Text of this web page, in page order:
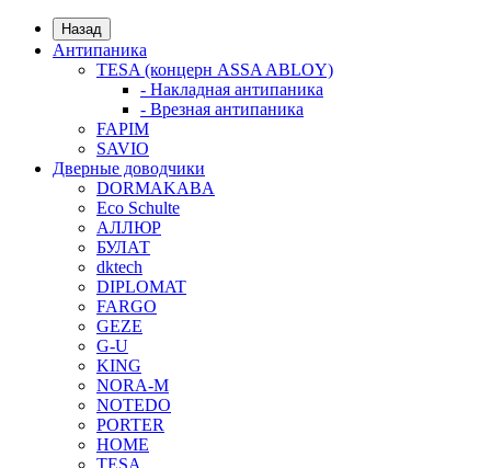
Назад
Антипаника
TESA (концерн ASSA ABLOY)
- Накладная антипаника
- Врезная антипаника
FAPIM
SAVIO
Дверные доводчики
DORMAKABA
Eco Schulte
АЛЛЮР
БУЛАТ
dktech
DIPLOMAT
FARGO
GEZE
G-U
KING
NORA-M
NOTEDO
PORTER
HOME
TESA